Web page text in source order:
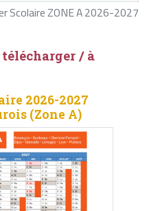
Scolaire ZONE A 2026-2027
/ à
2026-2027
(Zone A)